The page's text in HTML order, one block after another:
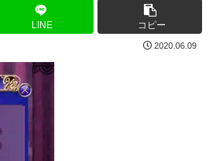
LINE コピー
2020.06.09